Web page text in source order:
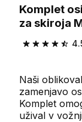
Komplet osi sprednjega in zadnjega kolesa
za skiroja
4.5 od 5
Naši
zamenjavo
Komplet
užival v